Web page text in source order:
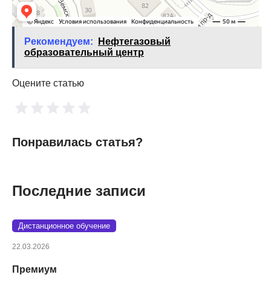
Рекомендуем:
Нефтегазовый
образовательный центр
Оцените статью
Понравилась статья?
Последние записи
Дистанционное обучение
22.03.2026
Премиум